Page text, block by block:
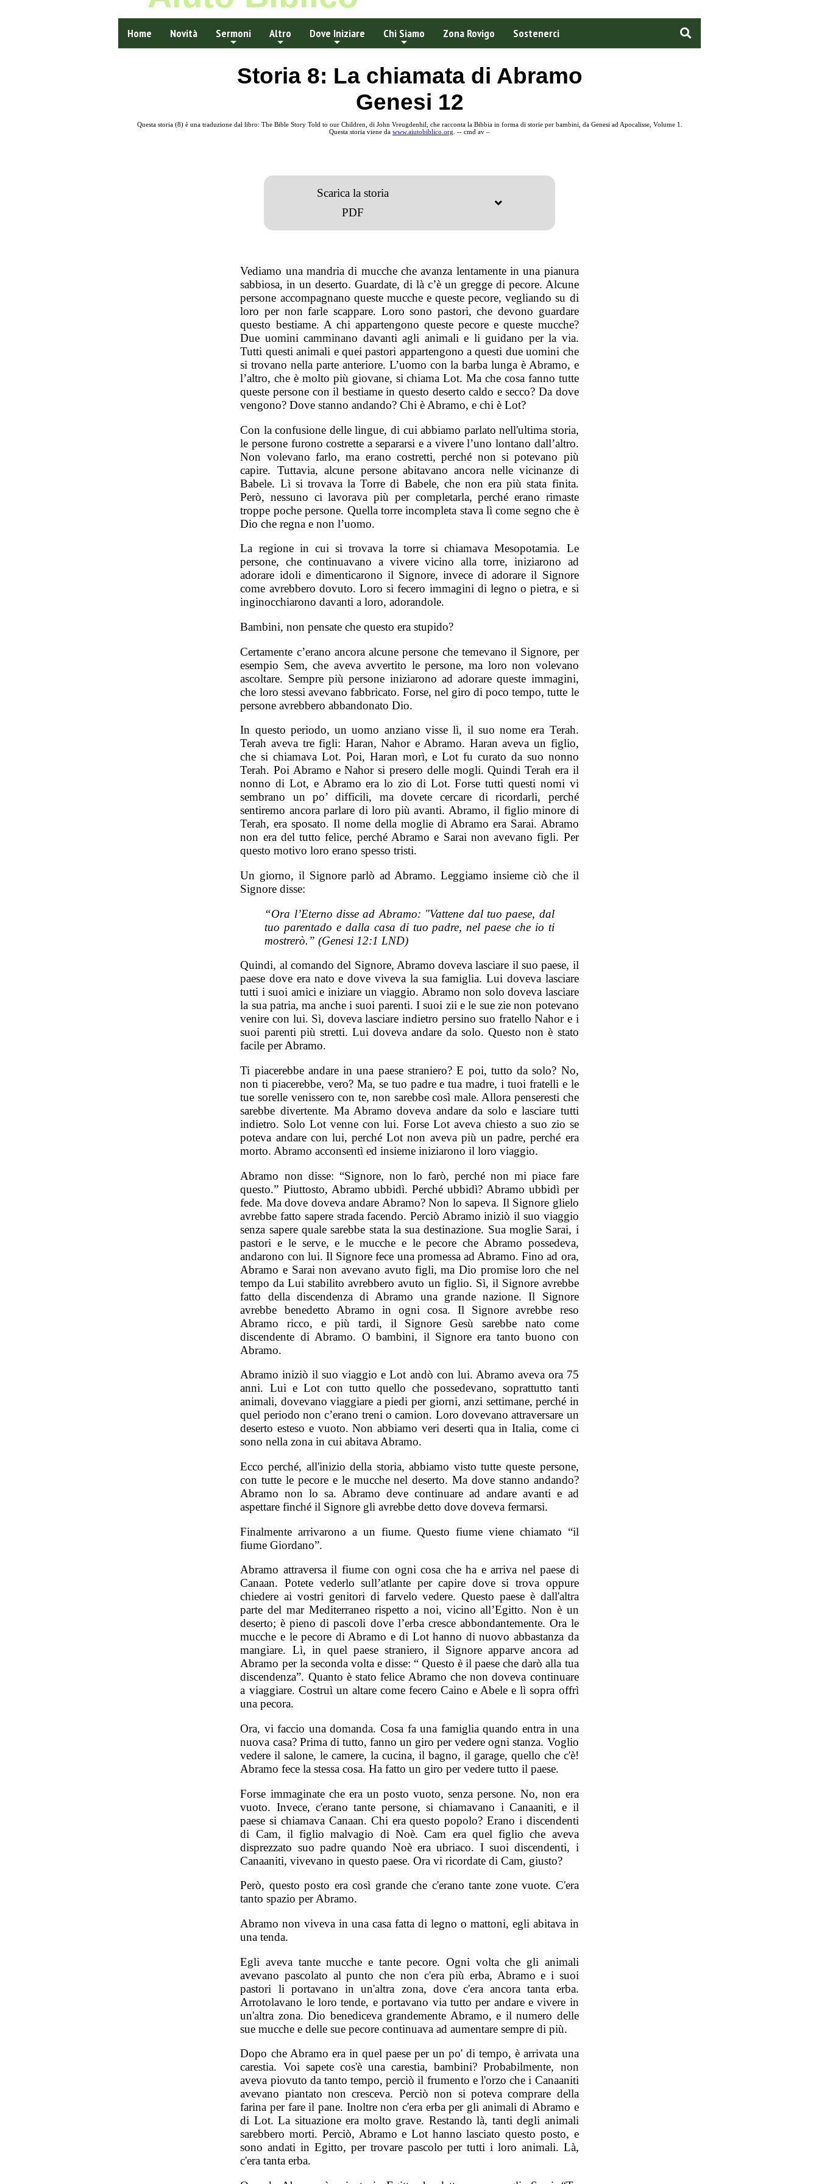
Home Novità Sermoni Altro Dove Iniziare Chi Siamo Zona Rovigo Sostenerci
Storia 8: La chiamata di Abramo
Genesi 12
Questa storia (8) è una traduzione dal libro: The Bible Story Told to our Children, di John Vreugdenhil, che racconta la Bibbia in forma di storie per bambini, da Genesi ad Apocalisse, Volume 1.
Questa storia viene da www.aiutobiblico.org . -- cmd av –
Scarica la storia
PDF
Vediamo una mandria di mucche che avanza lentamente in una pianura
sabbiosa, in un deserto. Guardate, di là c’è un gregge di pecore. Alcune
persone accompagnano queste mucche e queste pecore, vegliando su di
loro per non farle scappare. Loro sono pastori, che devono guardare
questo bestiame. A chi appartengono queste pecore e queste mucche?
Due uomini camminano davanti agli animali e li guidano per la via.
Tutti questi animali e quei pastori appartengono a questi due uomini che
si trovano nella parte anteriore. L’uomo con la barba lunga è Abramo, e
l’altro, che è molto più giovane, si chiama Lot. Ma che cosa fanno tutte
queste persone con il bestiame in questo deserto caldo e secco? Da dove
vengono? Dove stanno andando? Chi è Abramo, e chi è Lot?
Con la confusione delle lingue, di cui abbiamo parlato nell'ultima storia,
le persone furono costrette a separarsi e a vivere l’uno lontano dall’altro.
Non volevano farlo, ma erano costretti, perché non si potevano più
capire. Tuttavia, alcune persone abitavano ancora nelle vicinanze di
Babele. Lì si trovava la Torre di Babele, che non era più stata finita.
Però, nessuno ci lavorava più per completarla, perché erano rimaste
troppe poche persone. Quella torre incompleta stava lì come segno che è
Dio che regna e non l’uomo.
La regione in cui si trovava la torre si chiamava Mesopotamia. Le
persone, che continuavano a vivere vicino alla torre, iniziarono ad
adorare idoli e dimenticarono il Signore, invece di adorare il Signore
come avrebbero dovuto. Loro si fecero immagini di legno o pietra, e si
inginocchiarono davanti a loro, adorandole.
Bambini, non pensate che questo era stupido?
Certamente c’erano ancora alcune persone che temevano il Signore, per
esempio Sem, che aveva avvertito le persone, ma loro non volevano
ascoltare. Sempre più persone iniziarono ad adorare queste immagini,
che loro stessi avevano fabbricato. Forse, nel giro di poco tempo, tutte le
persone avrebbero abbandonato Dio.
In questo periodo, un uomo anziano visse lì, il suo nome era Terah.
Terah aveva tre figli: Haran, Nahor e Abramo. Haran aveva un figlio,
che si chiamava Lot. Poi, Haran morì, e Lot fu curato da suo nonno
Terah. Poi Abramo e Nahor si presero delle mogli. Quindi Terah era il
nonno di Lot, e Abramo era lo zio di Lot. Forse tutti questi nomi vi
sembrano un po’ difficili, ma dovete cercare di ricordarli, perché
sentiremo ancora parlare di loro più avanti. Abramo, il figlio minore di
Terah, era sposato. Il nome della moglie di Abramo era Sarai. Abramo
non era del tutto felice, perché Abramo e Sarai non avevano figli. Per
questo motivo loro erano spesso tristi.
Un giorno, il Signore parlò ad Abramo. Leggiamo insieme ciò che il
Signore disse:
“Ora l’Eterno disse ad Abramo: "Vattene dal tuo paese, dal
tuo parentado e dalla casa di tuo padre, nel paese che io ti
mostrerò.” (Genesi 12:1 LND)
Quindi, al comando del Signore, Abramo doveva lasciare il suo paese, il
paese dove era nato e dove viveva la sua famiglia. Lui doveva lasciare
tutti i suoi amici e iniziare un viaggio. Abramo non solo doveva lasciare
la sua patria, ma anche i suoi parenti. I suoi zii e le sue zie non potevano
venire con lui. Sì, doveva lasciare indietro persino suo fratello Nahor e i
suoi parenti più stretti. Lui doveva andare da solo. Questo non è stato
facile per Abramo.
Ti piacerebbe andare in una paese straniero? E poi, tutto da solo? No,
non ti piacerebbe, vero? Ma, se tuo padre e tua madre, i tuoi fratelli e le
tue sorelle venissero con te, non sarebbe così male. Allora penseresti che
sarebbe divertente. Ma Abramo doveva andare da solo e lasciare tutti
indietro. Solo Lot venne con lui. Forse Lot aveva chiesto a suo zio se
poteva andare con lui, perché Lot non aveva più un padre, perché era
morto. Abramo acconsentì ed insieme iniziarono il loro viaggio.
Abramo non disse: “Signore, non lo farò, perché non mi piace fare
questo.” Piuttosto, Abramo ubbidì. Perché ubbidì? Abramo ubbidì per
fede. Ma dove doveva andare Abramo? Non lo sapeva. Il Signore glielo
avrebbe fatto sapere strada facendo. Perciò Abramo iniziò il suo viaggio
senza sapere quale sarebbe stata la sua destinazione. Sua moglie Sarai, i
pastori e le serve, e le mucche e le pecore che Abramo possedeva,
andarono con lui. Il Signore fece una promessa ad Abramo. Fino ad ora,
Abramo e Sarai non avevano avuto figli, ma Dio promise loro che nel
tempo da Lui stabilito avrebbero avuto un figlio. Sì, il Signore avrebbe
fatto della discendenza di Abramo una grande nazione. Il Signore
avrebbe benedetto Abramo in ogni cosa. Il Signore avrebbe reso
Abramo ricco, e più tardi, il Signore Gesù sarebbe nato come
discendente di Abramo. O bambini, il Signore era tanto buono con
Abramo.
Abramo iniziò il suo viaggio e Lot andò con lui. Abramo aveva ora 75
anni. Lui e Lot con tutto quello che possedevano, soprattutto tanti
animali, dovevano viaggiare a piedi per giorni, anzi settimane, perché in
quel periodo non c’erano treni o camion. Loro dovevano attraversare un
deserto esteso e vuoto. Non abbiamo veri deserti qua in Italia, come ci
sono nella zona in cui abitava Abramo.
Ecco perché, all'inizio della storia, abbiamo visto tutte queste persone,
con tutte le pecore e le mucche nel deserto. Ma dove stanno andando?
Abramo non lo sa. Abramo deve continuare ad andare avanti e ad
aspettare finché il Signore gli avrebbe detto dove doveva fermarsi.
Finalmente arrivarono a un fiume. Questo fiume viene chiamato “il
fiume Giordano”.
Abramo attraversa il fiume con ogni cosa che ha e arriva nel paese di
Canaan. Potete vederlo sull’atlante per capire dove si trova oppure
chiedere ai vostri genitori di farvelo vedere. Questo paese è dall'altra
parte del mar Mediterraneo rispetto a noi, vicino all’Egitto. Non è un
deserto; è pieno di pascoli dove l’erba cresce abbondantemente. Ora le
mucche e le pecore di Abramo e di Lot hanno di nuovo abbastanza da
mangiare. Lì, in quel paese straniero, il Signore apparve ancora ad
Abramo per la seconda volta e disse: “ Questo è il paese che darò alla tua
discendenza”. Quanto è stato felice Abramo che non doveva continuare
a viaggiare. Costruì un altare come fecero Caino e Abele e lì sopra offrì
una pecora.
Ora, vi faccio una domanda. Cosa fa una famiglia quando entra in una
nuova casa? Prima di tutto, fanno un giro per vedere ogni stanza. Voglio
vedere il salone, le camere, la cucina, il bagno, il garage, quello che c'è!
Abramo fece la stessa cosa. Ha fatto un giro per vedere tutto il paese.
Forse immaginate che era un posto vuoto, senza persone. No, non era
vuoto. Invece, c'erano tante persone, si chiamavano i Canaaniti, e il
paese si chiamava Canaan. Chi era questo popolo? Erano i discendenti
di Cam, il figlio malvagio di Noè. Cam era quel figlio che aveva
disprezzato suo padre quando Noè era ubriaco. I suoi discendenti, i
Canaaniti, vivevano in questo paese. Ora vi ricordate di Cam, giusto?
Però, questo posto era così grande che c'erano tante zone vuote. C'era
tanto spazio per Abramo.
Abramo non viveva in una casa fatta di legno o mattoni, egli abitava in
una tenda.
Egli aveva tante mucche e tante pecore. Ogni volta che gli animali
avevano pascolato al punto che non c'era più erba, Abramo e i suoi
pastori li portavano in un'altra zona, dove c'era ancora tanta erba.
Arrotolavano le loro tende, e portavano via tutto per andare e vivere in
un'altra zona. Dio benediceva grandemente Abramo, e il numero delle
sue mucche e delle sue pecore continuava ad aumentare sempre di più.
Dopo che Abramo era in quel paese per un po' di tempo, è arrivata una
carestia. Voi sapete cos'è una carestia, bambini? Probabilmente, non
aveva piovuto da tanto tempo, perciò il frumento e l'orzo che i Canaaniti
avevano piantato non cresceva. Perciò non si poteva comprare della
farina per fare il pane. Inoltre non c'era erba per gli animali di Abramo e
di Lot. La situazione era molto grave. Restando là, tanti degli animali
sarebbero morti. Perciò, Abramo e Lot hanno lasciato questo posto, e
sono andati in Egitto, per trovare pascolo per tutti i loro animali. Là,
c'era tanta erba.